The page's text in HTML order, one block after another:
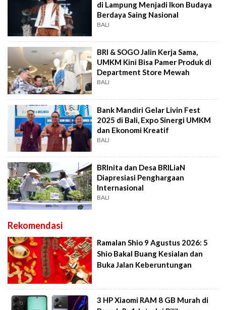
di Lampung Menjadi Ikon Budaya
Berdaya Saing Nasional
BALI
BRI & SOGO Jalin Kerja Sama,
UMKM Kini Bisa Pamer Produk di
Department Store Mewah
BALI
Bank Mandiri Gelar Livin Fest
2025 di Bali, Expo Sinergi UMKM
dan Ekonomi Kreatif
BALI
BRInita dan Desa BRILiaN
Diapresiasi Penghargaan
Internasional
BALI
Rekomendasi
Ramalan Shio 9 Agustus 2026: 5
Shio Bakal Buang Kesialan dan
Buka Jalan Keberuntungan
3 HP Xiaomi RAM 8 GB Murah di